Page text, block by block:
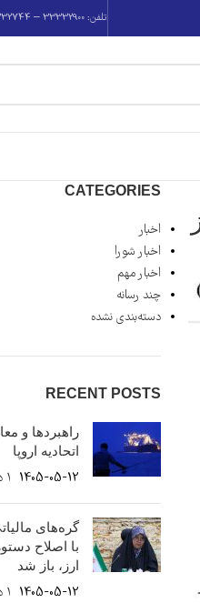
تلفن: 33332900 – 33332744 – 33332642 (061)
CATEGORIES
اخبار
اخبار شورا
اخبار مهم
چند رسانه
دسته‌بندی نشده
RECENT POSTS
راهبردها و
اتحادیه اروپا
1405-05-12 ۱ دیدگاه
گره‌های
با اصلاح
ارز، باز شد
1405-05-12 ۱ دیدگاه